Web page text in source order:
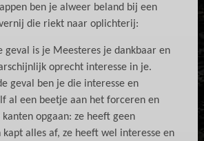
ben je alweer beland bij een
die riekt naar oplichterij:
geval is je Meesteres je dankbaar en
oprecht interesse in je.
geval ben je die interesse en
al een beetje aan het forceren en
opgaan: ze heeft geen
kapt alles af, ze heeft wel interesse en